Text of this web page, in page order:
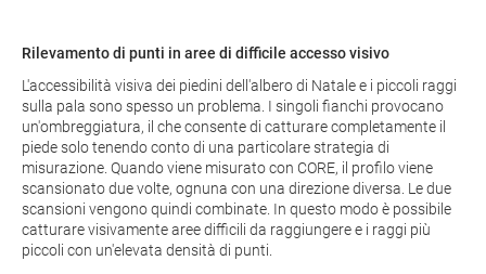
Rilevamento di punti in aree di difficile accesso visivo
L'accessibilità visiva dei piedini dell'albero di Natale e i piccoli raggi
sulla pala sono spesso un problema. I singoli fianchi provocano
un'ombreggiatura, il che consente di catturare completamente il
piede solo tenendo conto di una particolare strategia di
misurazione. Quando viene misurato con CORE, il profilo viene
scansionato due volte, ognuna con una direzione diversa. Le due
scansioni vengono quindi combinate. In questo modo è possibile
catturare visivamente aree difficili da raggiungere e i raggi più
piccoli con un'elevata densità di punti.